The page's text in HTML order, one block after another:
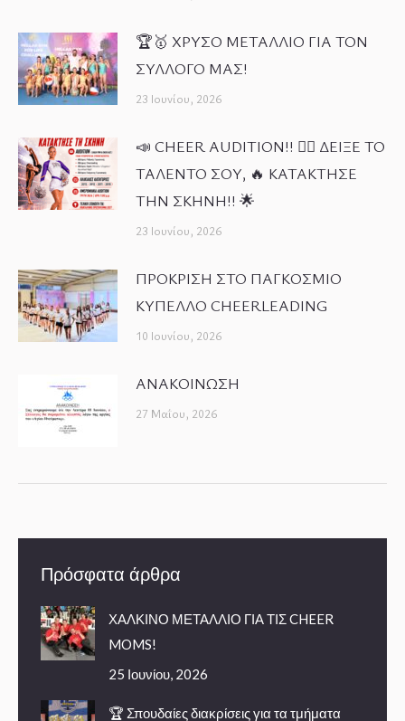
🏆🥇 ΧΡΥΣΟ ΜΕΤΑΛΛΙΟ ΓΙΑ ΤΟΝ
ΣΥΛΛΟΓΟ ΜΑΣ!
23 Ιουνίου, 2026
📣 CHEER AUDITION!! 🤸‍♀️ ΔΕΙΞΕ ΤΟ
ΤΑΛΕΝΤΟ ΣΟΥ, 🔥 ΚΑΤΑΚΤΗΣΕ
ΤΗΝ ΣΚΗΝΗ!! 🌟
23 Ιουνίου, 2026
ΠΡΟΚΡΙΣΗ ΣΤΟ ΠΑΓΚΟΣΜΙΟ
ΚΥΠΕΛΛΟ CHEERLEADING
10 Ιουνίου, 2026
ΑΝΑΚΟΙΝΩΣΗ
27 Μαΐου, 2026
Πρόσφατα άρθρα
ΧΑΛΚΙΝΟ ΜΕΤΑΛΛΙΟ ΓΙΑ ΤΙΣ CHEER
MOMS!
25 Ιουνίου, 2026
🏆 Σπουδαίες διακρίσεις για τα τμήματα